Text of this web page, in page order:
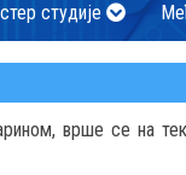
студије
врше се на